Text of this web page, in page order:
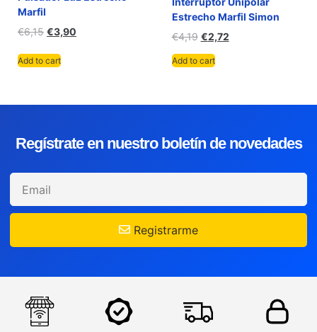
Marfil
€6,15 €3,90
Add to cart
Estrecho Marfil Simon
€4,19 €2,72
Add to cart
Regístrate en nuestro boletín de novedades
Registrarme